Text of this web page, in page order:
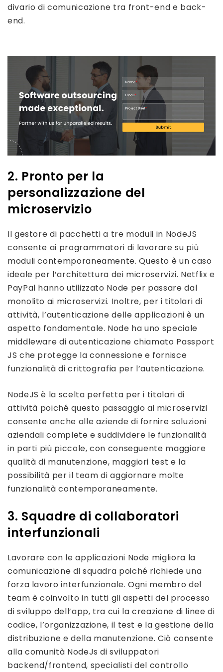
divario di comunicazione tra front-end e back-
end.
2. Pronto per la
personalizzazione del
microservizio
Il gestore di pacchetti a tre moduli in NodeJS
consente ai programmatori di lavorare su più
moduli contemporaneamente. Questo è un caso
ideale per l’architettura dei microservizi. Netflix e
PayPal hanno utilizzato Node per passare dal
monolito ai microservizi. Inoltre, per i titolari di
attività, l’autenticazione delle applicazioni è un
aspetto fondamentale. Node ha uno speciale
middleware di autenticazione chiamato Passport
JS che protegge la connessione e fornisce
funzionalità di crittografia per l’autenticazione.
NodeJS è la scelta perfetta per i titolari di
attività poiché questo passaggio ai microservizi
consente anche alle aziende di fornire soluzioni
aziendali complete e suddividere le funzionalità
in parti più piccole, con conseguente maggiore
qualità di manutenzione, maggiori test e la
possibilità per il team di aggiornare molte
funzionalità contemporaneamente.
3. Squadre di collaboratori
interfunzionali
Lavorare con le applicazioni Node migliora la
comunicazione di squadra poiché richiede una
forza lavoro interfunzionale. Ogni membro del
team è coinvolto in tutti gli aspetti del processo
di sviluppo dell’app, tra cui la creazione di linee di
codice, l’organizzazione, il test e la gestione della
distribuzione e della manutenzione. Ciò consente
alla comunità NodeJs di sviluppatori
backend/frontend, specialisti del controllo